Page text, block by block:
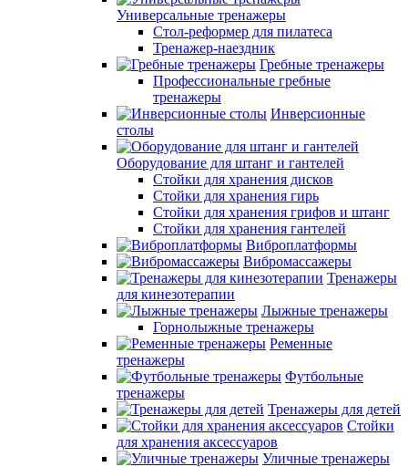
Универсальные тренажеры
Стол-реформер для пилатеса
Тренажер-наездник
Гребные тренажеры
Профессиональные гребные
тренажеры
Инверсионные
столы
Оборудование для штанг и гантелей
Стойки для хранения дисков
Стойки для хранения гирь
Стойки для хранения грифов и штанг
Стойки для хранения гантелей
Виброплатформы
Вибромассажеры
Тренажеры
для кинезотерапии
Лыжные тренажеры
Горнолыжные тренажеры
Ременные
тренажеры
Футбольные
тренажеры
Тренажеры для детей
Стойки
для хранения аксессуаров
Уличные тренажеры